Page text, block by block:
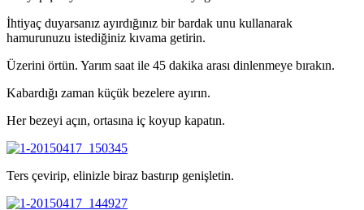
İhtiyaç duyarsanız ayırdığınız bir bardak unu kullanarak
hamurunuzu istediğiniz kıvama getirin.
Üzerini örtün. Yarım saat ile 45 dakika arası dinlenmeye bırakın.
Kabardığı zaman küçük bezelere ayırın.
Her bezeyi açın, ortasına iç koyup kapatın.
Ters çevirip, elinizle biraz bastırıp genişletin.